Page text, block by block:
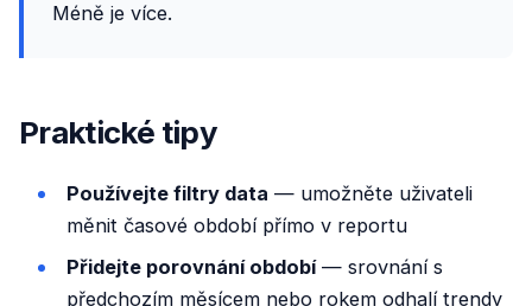
Méně je více.
Praktické tipy
Používejte filtry data — umožněte uživateli
měnit časové období přímo v reportu
Přidejte porovnání období— srovnání s
předchozím měsícem nebo rokem odhalí trendy